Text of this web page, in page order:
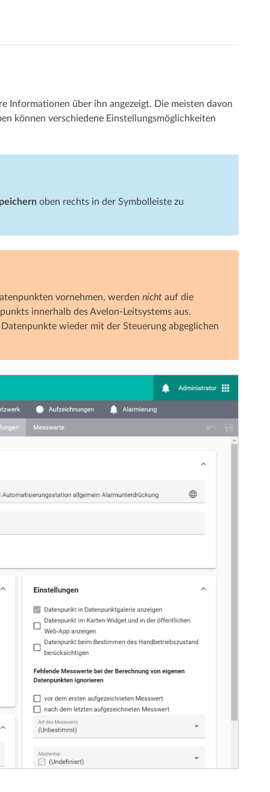
Informationen über ihn angezeigt. Die meisten davon
können verschiedene Einstellungsmöglichkeiten
oben rechts in der Symbolleiste zu
vornehmen, werden nichtauf die
innerhalb des Avelon-Leitsystems aus.
wieder mit der Steuerung abgeglichen